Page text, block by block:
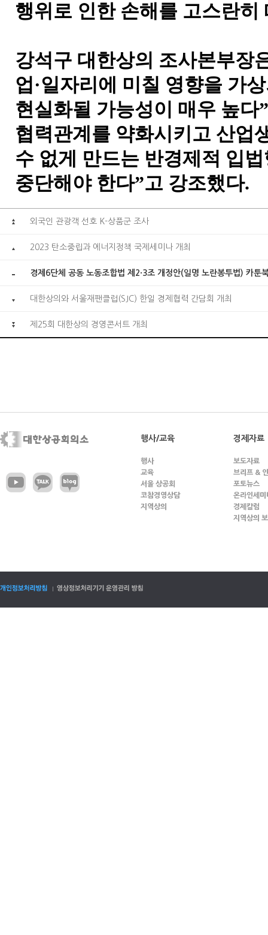
행위로 인한 손해를 고스란
강석구 대한상의 조사본부장
업·일자리에 미칠 영향을 가
현실화될 가능성이 매우 높다
협력관계를 약화시키고 산업
수 없게 만드는 반경제적 입
중단해야 한다”고 강조했다.
외국인 관광객 선호 K-상품군 조사
2023 탄소중립과 에너지정책 국제세미나 개최
경제6단체 공동 노동조합법 제2·3조 개정안(일명 노란봉투법) 카툰
대한상의와 서울재팬클럽(SJC) 한일 경제협력 간담회 개최
제25회 대한상의 경영콘서트 개최
행사/교육
행사
교육
서울 상공회
코참경영상담
지역상의
경제자료
보도자료
브리프 &
포토뉴스
온라인세미
경제칼럼
지역상의